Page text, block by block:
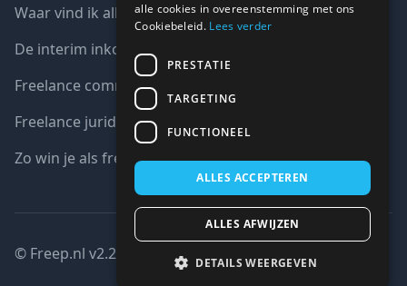
Gesloten
Waar vind ik alle interim opdrachten bij de overheid?
De interim inkoop markt in cijfers
Freelance communicatie vacatures
Freelance juridische vacatures
Zo win je als freelancer een aanbesteding
© Freep.nl v2.2 : 2026 copyright all right reserved
alle cookies in overeenstemming met ons
Cookiebeleid. Lees verder
PRESTATIE
TARGETING
FUNCTIONEEL
ALLES ACCEPTEREN
ALLES AFWIJZEN
DETAILS WEERGEVEN